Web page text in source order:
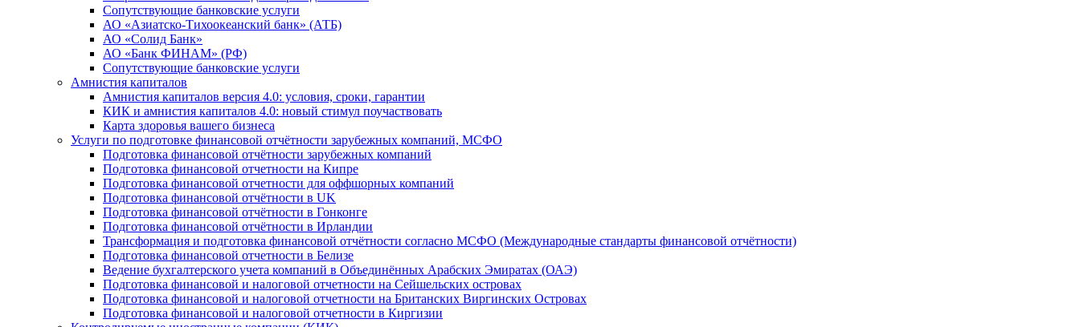
Сопутствующие банковские услуги
АО «Азиатско-Тихоокеанский банк» (АТБ)
АО «Солид Банк»
АО «Банк ФИНАМ» (РФ)
Сопутствующие банковские услуги
Амнистия капиталов
Амнистия капиталов версия 4.0: условия, сроки, гарантии
КИК и амнистия капиталов 4.0: новый стимул поучаствовать
Карта здоровья вашего бизнеса
Услуги по подготовке финансовой отчётности зарубежных компаний, МСФО
Подготовка финансовой отчётности зарубежных компаний
Подготовка финансовой отчетности на Кипре
Подготовка финансовой отчетности для оффшорных компаний
Подготовка финансовой отчётности в UK
Подготовка финансовой отчётности в Гонконге
Подготовка финансовой отчётности в Ирландии
Трансформация и подготовка финансовой отчётности согласно МСФО (Международные стандарты финансовой отчётности)
Подготовка финансовой отчетности в Белизе
Ведение бухгалтерского учета компаний в Объединённых Арабских Эмиратах (ОАЭ)
Подготовка финансовой и налоговой отчетности на Сейшельских островах
Подготовка финансовой и налоговой отчетности на Британских Виргинских Островах
Подготовка финансовой и налоговой отчетности в Киргизии